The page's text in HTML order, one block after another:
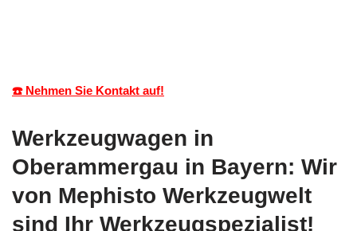
☎️ Nehmen Sie Kontakt auf!
Werkzeugwagen in
Oberammergau in Bayern: Wir
von Mephisto Werkzeugwelt
sind Ihr Werkzeugspezialist!